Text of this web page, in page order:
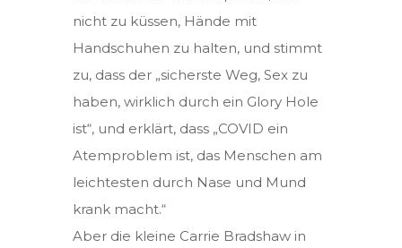
nicht zu küssen, Hände mit
Handschuhen zu halten, und stimmt
zu, dass der „sicherste Weg, Sex zu
haben, wirklich durch ein Glory Hole
ist“, und erklärt, dass „COVID ein
Atemproblem ist, das Menschen am
leichtesten durch Nase und Mund
krank macht.“
Aber die kleine Carrie Bradshaw in